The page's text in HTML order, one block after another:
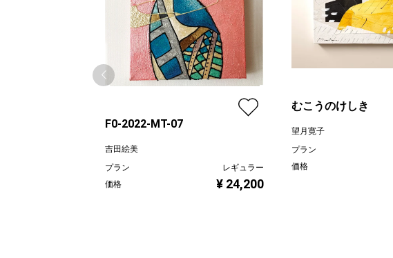
F0-2022-MT-07
吉田絵美
プラン
レギュラー
価格
¥ 24,200
むこうのけしき
望月寛子
プラン
価格